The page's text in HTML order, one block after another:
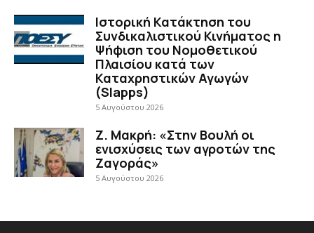
Ιστορική Κατάκτηση του
Συνδικαλιστικού Κινήματος η
Ψήφιση του Νομοθετικού
Πλαισίου κατά των
Καταχρηστικών Αγωγών
(Slapps)
5 Αυγούστου 2026
Ζ. Μακρή: «Στην Βουλή οι
ενισχύσεις των αγροτών της
Ζαγοράς»
5 Αυγούστου 2026